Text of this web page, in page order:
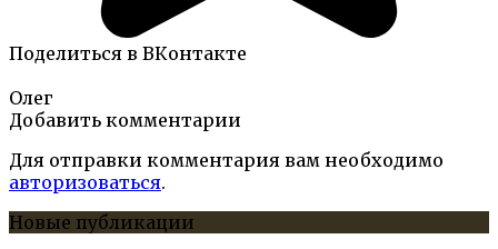
Поделиться в ВКонтакте
Олег
Добавить комментарии
Для отправки комментария вам необходимо
авторизоваться.
Новые публикации